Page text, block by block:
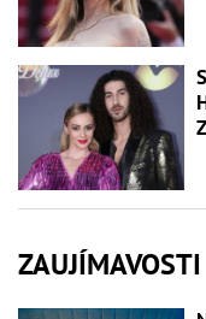
ZAUJÍMAVOSTI